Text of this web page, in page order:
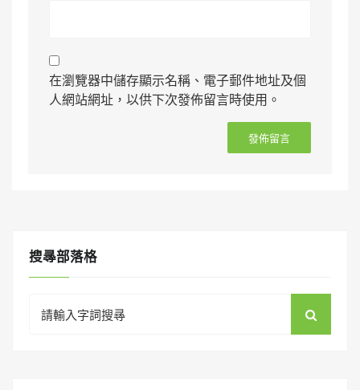
在瀏覽器中儲存顯示名稱、電子郵件地址及個
人網站網址，以供下次發佈留言時使用。
搜㝷部落格
for: